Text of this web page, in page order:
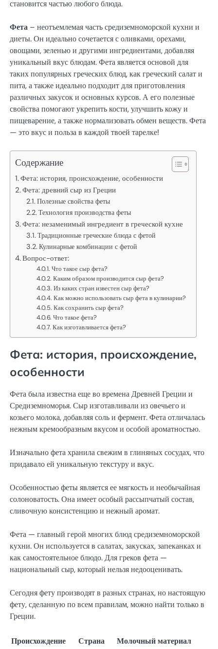
становится частью любого блюда.
Фета – неотъемлемая часть средиземноморской кухни и
диеты. Он идеально сочетается с оливками, орехами,
овощами, зеленью и другими ингредиентами, добавляя
уникальный вкус блюдам. Фета является основой для
таких популярных греческих блюд, как греческий салат и
пита, а также идеально подходит для приготовления
различных закусок и основных курсов. А его полезные
свойства помогают укрепить кости, улучшить кожу и
пищеварение, а также нормализовать обмен веществ. Фета
— это вкус и польза в каждой твоей тарелке!
Содержание
Фета: история, происхождение, особенности
Фета: древний сыр из Греции
Полезные свойства феты
Технология производства феты
Фета: незаменимый ингредиент в греческой кухне
Традиционные греческие блюда с фетой
Кулинарные комбинации с фетой
Вопрос-ответ:
Что такое сыр фета?
Каким образом производится сыр фета?
Из каких стран известен сыр фета?
Как можно использовать сыр фета в кулинарии?
Как сохранить сыр фета?
Что такое фета?
Как изготавливается фета?
Фета: история, происхождение,
особенности
Фета была известна еще во времена Древней Греции и
Средиземноморья. Сыр изготавливали из овечьего и
козьего молока, добавляя соль и фермент. Фета отличалась
нежным кремообразным вкусом и особой ароматностью.
Изначально фета хранила свежим в глиняных сосудах, что
придавало ей уникальную текстуру и вкус.
Особенностью феты является ее мягкость и необычайная
солоноватость. Она имеет особый рассыпчатый состав,
сливочную консистенцию и нежный аромат.
Фета — главный герой многих блюд средиземноморской
кухни. Он используется в салатах, закусках, запеканках и
как самостоятельное блюдо. Для греков фета —
национальный сыр, который нельзя недооценивать.
Сегодня фету производят в разных странах, но настоящую
фету, сделанную по всем правилам, можно найти только в
Греции.
Происхождение Страна
Молочный материал